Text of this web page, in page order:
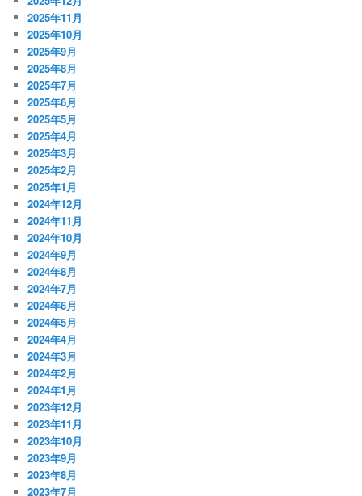
2025年11月
2025年10月
2025年9月
2025年8月
2025年7月
2025年6月
2025年5月
2025年4月
2025年3月
2025年2月
2025年1月
2024年12月
2024年11月
2024年10月
2024年9月
2024年8月
2024年7月
2024年6月
2024年5月
2024年4月
2024年3月
2024年2月
2024年1月
2023年12月
2023年11月
2023年10月
2023年9月
2023年8月
2023年7月